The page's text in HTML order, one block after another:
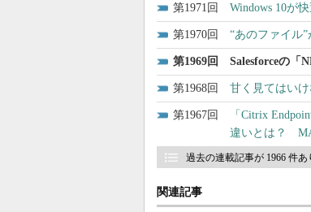
1971 Windows 10が
1970 “あのファイル
1969 Salesforceの「
1968 甘く見てはい
1967
「Citrix
違いとは？
過去の連載記事が 1966 件あ
関連記事